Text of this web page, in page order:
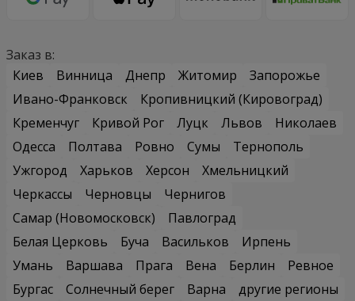
Заказ в:
Киев
Винница Днепр Житомир
Запорожье
Ивано-Франковск
Кропивницкий (Кировоград)
Кременчуг
Кривой Рог Луцк Львов
Николаев
Одесса
Полтава Ровно Сумы
Тернополь
Ужгород
Харьков Херсон
Хмельницкий
Черкассы
Черновцы
Чернигов
Самар (Новомосковск)
Павлоград
Белая Церковь
Буча Васильков
Ирпень
Умань
Варшава Прага Вена Берлин
Ревное
Бургас
Солнечный берег Варна
другие регионы